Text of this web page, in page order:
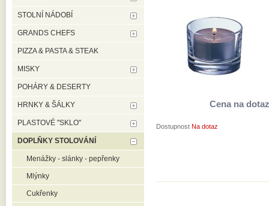
Cena na dotaz
Dostupnost Na dotaz
STOLNÍ NÁDOBÍ
GRANDS CHEFS
PIZZA & PASTA & STEAK
MISKY
POHÁRY & DESERTY
HRNKY & ŠÁLKY
PLASTOVÉ ''SKLO''
DOPLŇKY STOLOVÁNÍ
Menážky - slánky - pepřenky
Mlýnky
Cukřenky